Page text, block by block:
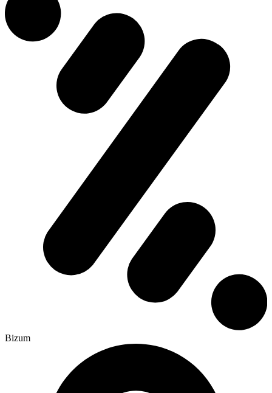
Bizum